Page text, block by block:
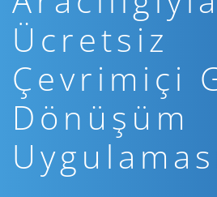
Ücretsiz
Çevrimiçi
Dönüşüm